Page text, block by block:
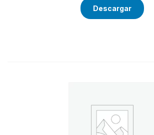
Descargar